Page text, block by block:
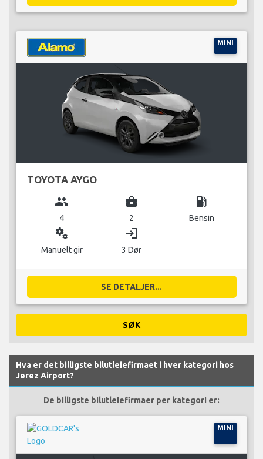
MINI
TOYOTA AYGO
group
4
business_center
2
local_gas_station
Bensin
miscellaneous_services
Manuelt gir
login
3 Dør
SE DETALJER...
SØK
Hva er det billigste bilutleiefirmaet i hver kategori hos
Jerez Airport?
De billigste bilutleiefirmaer per kategori er:
MINI